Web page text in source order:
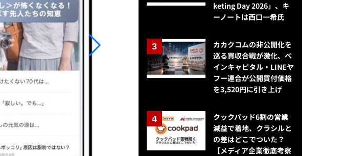
keting Day 2026」、キ
ーノートは西口一希氏
カカクコムの非公開化を
巡る買収合戦が激化、ベ
インキャピタル・LINEヤ
フー連合が公開買付価格
を3,520円に引き上げ
クックパッド6割の営業
減益で着地、クラシルと
の差はどこでついた？
【メディア企業徹底考察